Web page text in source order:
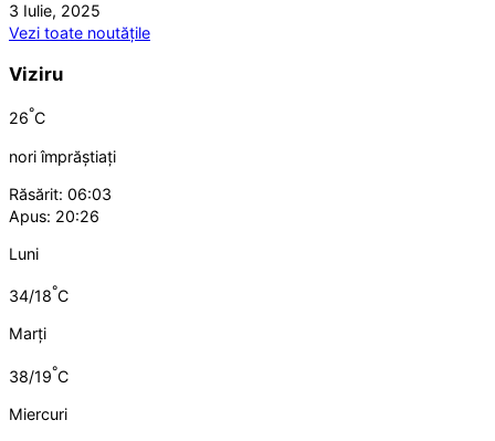
3 Iulie, 2025
Vezi toate noutățile
Viziru
26°C
nori împrăștiați
Răsărit: 06:03
Apus: 20:26
Luni
34/18°C
Marți
38/19°C
Miercuri